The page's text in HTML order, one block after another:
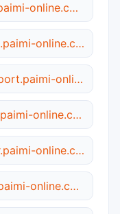
ios.paimi-online.com.cn
mall.paimi-online.com.cn
support.paimi-online.com.cn
dev.paimi-online.com.cn
user.paimi-online.com.cn
file.paimi-online.com.cn